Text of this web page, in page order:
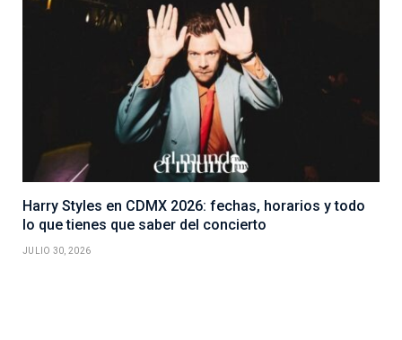
Harry Styles en CDMX 2026: fechas, horarios y todo
lo que tienes que saber del concierto
JULIO 30, 2026